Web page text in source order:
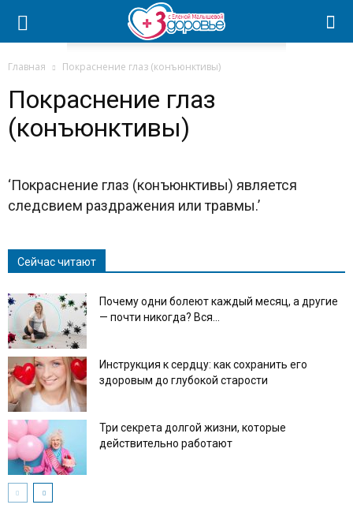
Главная Покраснение глаз (конъюнктивы)
Покраснение глаз
(конъюнктивы)
‘Покраснение глаз (конъюнктивы) является
следсвием раздражения или травмы.’
Сейчас читают
Почему одни болеют каждый месяц, а другие
— почти никогда? Вся...
Инструкция к сердцу: как сохранить его
здоровым до глубокой старости
Три секрета долгой жизни, которые
действительно работают